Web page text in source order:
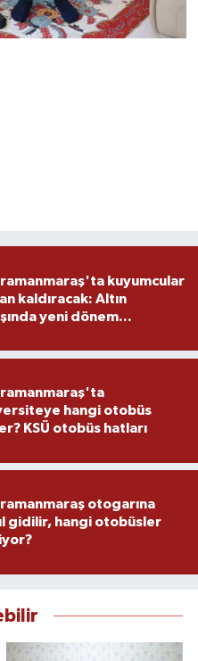
kuyumcular
kaldıracak: Altın
yeni dönem...
hangi otobüs
KSÜ otobüs hatları
otogarına
gidilir, hangi otobüsler